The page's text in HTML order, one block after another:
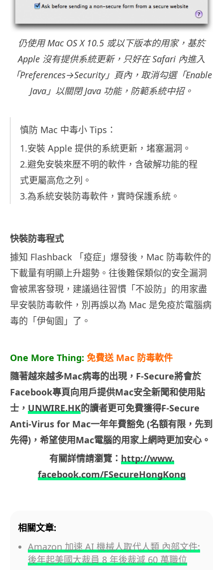
仍使用 Mac OS X 10.5 或以下版本的用家，基於
Apple 沒有提供系統更新，只好在 Safari 內進入
「Preferences→Security」頁內，取消勾選「Enable
Java」以關閉 Java 功能，防範系統中招。
慎防 Mac 中毒小 Tips：
1.安裝 Apple 提供的系統更新，堵塞漏洞。
2.避免安裝來歷不明的軟件，含破解功能的程
式更屬高危之列。
3.為系統安裝防毒軟件，實時保護系統。
快裝防毒程式
據知 Flashback 「疫症」爆發後，Mac 防毒軟件的
下載量有明顯上升趨勢。往後難保類似的安全漏洞
會被黑客發現，建議過往習慣「不設防」的用家盡
早安裝防毒軟件，別再誤以為 Mac 是免疫於電腦病
毒的「伊甸園」了。
One More Thing: 免費送 Mac 防毒軟件
隨著越來越多Mac病毒的出現， F-Secure將會於
Facebook專頁向用戶提供Mac安全新聞和使用貼
士 ， UNWIRE.HK的讀者更可免費獲得F-Secure
Anti-Virus for Mac一年年費豁免 (名額有限 ， 先到
先得) ， 希望使用Mac電腦的用家上網時更加安心。
有關詳情請瀏覽： http://www.
facebook.com/FSecureHongKong
相關文章:
Amazon 加速 AI 機械人取代人類 內部文件:
後年起美國大裁員 8 年後裁減 60 萬職位